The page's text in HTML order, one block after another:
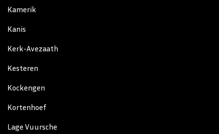
Kamerik
Kanis
Kerk-Avezaath
Kesteren
Kockengen
Kortenhoef
Lage Vuursche